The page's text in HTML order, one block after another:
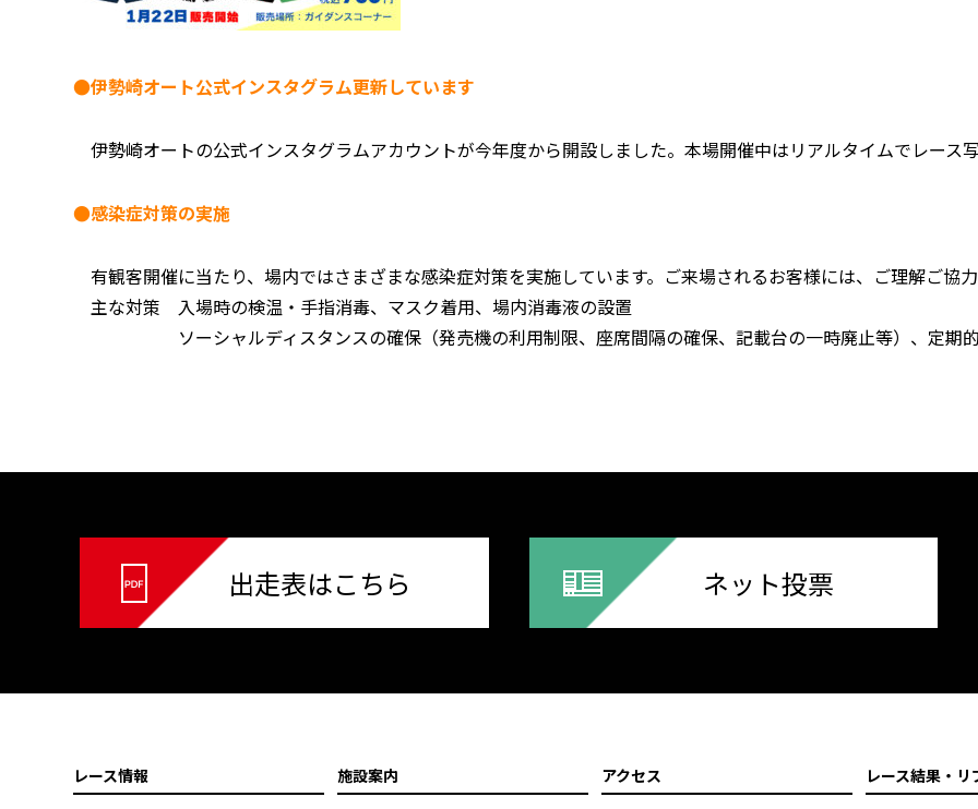
●伊勢崎オート公式インスタグラム更新しています
伊勢崎オートの公式インスタグラムアカウントが今年度から開設しました。本場開催中はリアルタイムでレース
●感染症対策の実施
有観客開催に当たり、場内ではさまざまな感染症対策を実施しています。ご来場されるお客様には、ご理解ご協
主な対策 入場時の検温・手指消毒、マスク着用、場内消毒液の設置
ソーシャルディスタンスの確保（発売機の利用制限、座席間隔の確保、記載台の一時廃止等）、定期
出走表はこちら ネット投票
レース情報
施設案内
アクセス
レース結果・リ